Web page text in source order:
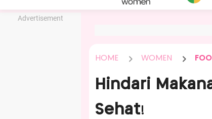
Advertisement
HOME WOMEN
Hindari
Sehat!